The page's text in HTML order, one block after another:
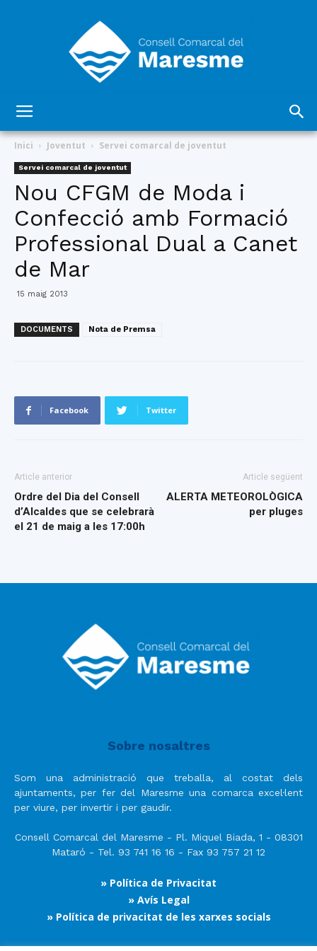
Comarcal
del
Inici Joventut Servei comarcal de joventut
Servei comarcal de joventut
Nou CFGM de Moda i
Confecció amb Formació
Professional Dual a Canet
de Mar
15 maig 2013
DOCUMENTS Nota de Premsa
Facebook Twitter
Article anterior
Ordre del Dia del Consell
d’Alcaldes que se celebrarà
el 21 de maig a les 17:00h
Article següent
ALERTA METEOROLÒGICA
per pluges
Sobre nosaltres
Som una administració que treballa, al costat dels
ajuntaments, per fer del Maresme una comarca excel·lent
per viure, per invertir i per gaudir.
Consell Comarcal del Maresme - Pl. Miquel Biada, 1 - 08301
Mataró - Tel. 93 741 16 16 - Fax 93 757 21 12
» Política de Privacitat
» Avís Legal
» Política de privacitat de les xarxes socials